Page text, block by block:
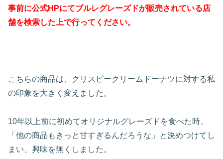
事前に公式HPにてブルレグレーズドが販売されている店
舗を検索した上で行ってください。
こちらの商品は、クリスピークリームドーナツに対する私
の印象を大きく変えました。
10年以上前に初めてオリジナルグレーズドを食べた時、
「他の商品もきっと甘すぎるんだろうな」と決めつけてし
まい、興味を無くしました。